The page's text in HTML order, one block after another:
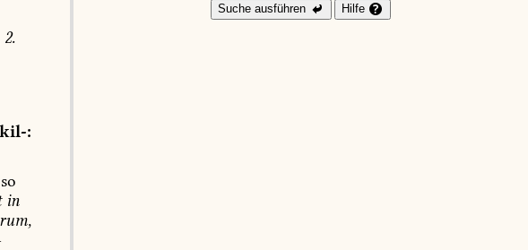
2.
:
so
in
Suche ausführen Hilfe